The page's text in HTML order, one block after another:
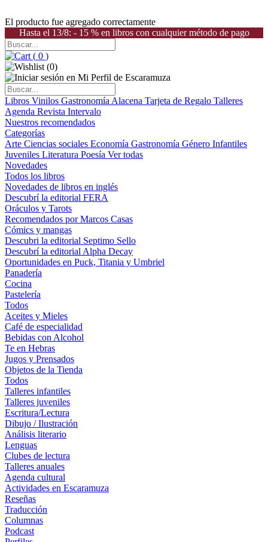
El producto fue agregado correctamente
Hasta el 13/8: - 15 % en libros con cualquier método de pago
( 0 )
(0)
Libros Vinilos Gastronomía Alacena Tarjeta de Regalo Talleres
Agenda Revista Intervalo
Nuestros recomendados
Categorías
Arte Ciencias sociales Economía Gastronomía Género Infantiles
Juveniles Literatura Poesía Ver todas
Novedades
Todos los libros
Novedades de libros en inglés
Descubrí la editorial FERA
Oráculos y Tarots
Recomendados por Marcos Casas
Cómics y mangas
Descubri la editorial Septimo Sello
Descubrí la editorial Alpha Decay
Oportunidades en Puck, Titania y Umbriel
Panadería
Cocina
Pastelería
Todos
Aceites y Mieles
Café de especialidad
Bebidas con Alcohol
Te en Hebras
Jugos y Prensados
Objetos de la Tienda
Todos
Talleres infantiles
Talleres juveniles
Escritura/Lectura
Dibujo / Ilustración
Análisis literario
Lenguas
Clubes de lectura
Talleres anuales
Agenda cultural
Actividades en Escaramuza
Reseñas
Traducción
Columnas
Podcast